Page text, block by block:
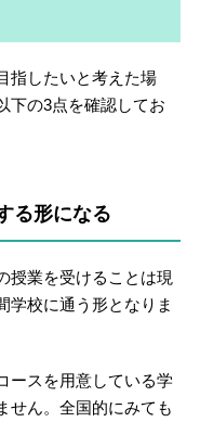
指したいと考えた場
下の3点を確認してお
る形になる
授業を受けることは現
学校に通う形となりま
ースを用意している学
せん。全国的にみても